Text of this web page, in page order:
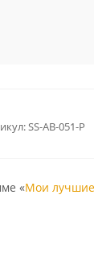
SS-AB-051-P
«Мои